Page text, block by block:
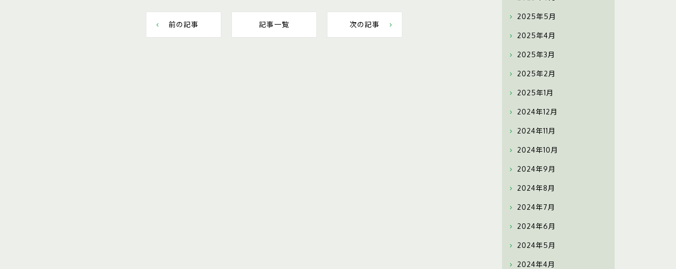
2025年5月
2025年4月
2025年3月
2025年2月
2025年1月
2024年12月
2024年11月
2024年10月
2024年9月
2024年8月
2024年7月
2024年6月
2024年5月
2024年4月
前の記事 記事一覧 次の記事